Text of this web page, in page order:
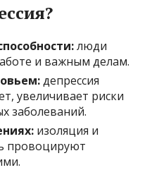
люди
и важным делам.
депрессия
увеличивает риски
заболеваний.
изоляция и
провоцируют